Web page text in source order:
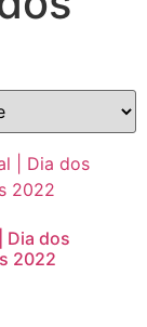
Dia dos
2022